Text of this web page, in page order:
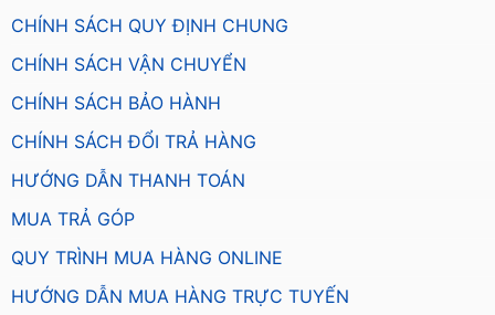
CHÍNH SÁCH QUY ĐỊNH CHUNG
CHÍNH SÁCH VẬN CHUYỂN
CHÍNH SÁCH BẢO HÀNH
CHÍNH SÁCH ĐỔI TRẢ HÀNG
HƯỚNG DẪN THANH TOÁN
MUA TRẢ GÓP
QUY TRÌNH MUA HÀNG ONLINE
HƯỚNG DẪN MUA HÀNG TRỰC TUYẾN